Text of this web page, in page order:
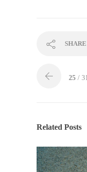
SHARE
25 / 31
Related Posts